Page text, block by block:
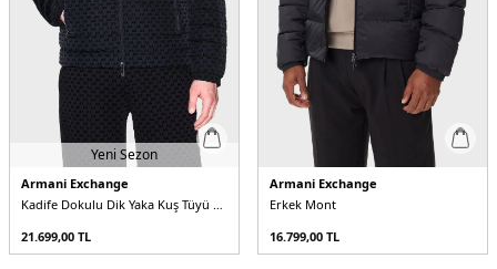
Yeni Sezon
Armani Exchange
Kadife Dokulu Dik Yaka Kuş Tüyü Dolgulu Erkek Mont
21.699,00 TL
Armani Exchange
Erkek Mont
16.799,00 TL